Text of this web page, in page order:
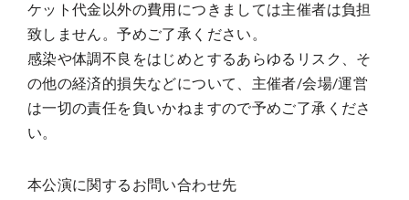
ケット代金以外の費用につきましては主催者は負担
致しません。予めご了承ください。
感染や体調不良をはじめとするあらゆるリスク、そ
の他の経済的損失などについて、主催者/会場/運営
は一切の責任を負いかねますので予めご了承くださ
い。
本公演に関するお問い合わせ先